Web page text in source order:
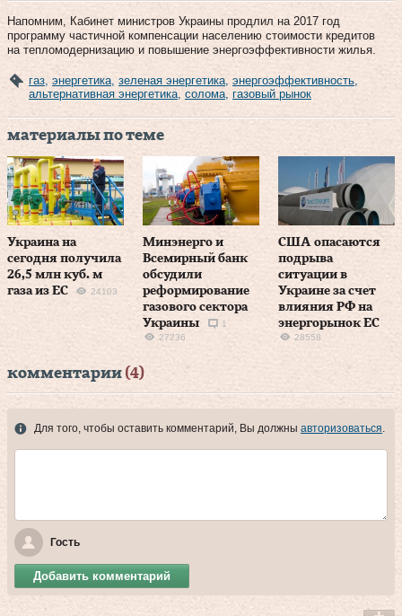
Напомним, Кабинет министров Украины продлил на 2017 год
программу частичной компенсации населению стоимости кредитов
на тепломодернизацию и повышение энергоэффективности жилья.
газ энергетика зеленая энергетика энергоэффективность
альтернативная энергетика солома газовый рынок
материалы по теме
Украина на
сегодня получила
26,5 млн куб. м
газа из ЕС
24103
Минэнерго и
Всемирный банк
обсудили
реформирование
газового сектора
Украины
1
27236
США опасаются
подрыва
ситуации в
Украине за счет
влияния РФ на
энергорынок ЕС
28558
комментарии (4)
Для того, чтобы оставить комментарий, Вы должны авторизоваться.
Гость
Добавить комментарий